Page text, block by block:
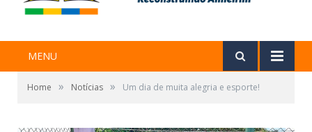
MENU
Home » Notícias » Um dia de muita alegria e esporte!